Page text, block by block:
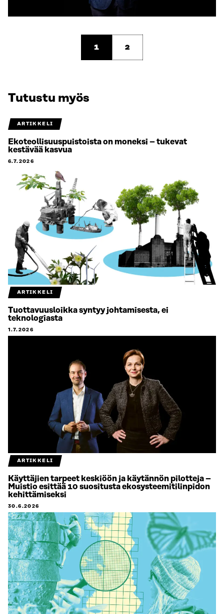
1 2
Tutustu myös
ARTIKKELI
Ekoteollisuuspuistoista on moneksi – tukevat
kestävää kasvua
6.7.2026
ARTIKKELI
Tuottavuusloikka syntyy johtamisesta, ei
teknologiasta
1.7.2026
ARTIKKELI
Käyttäjien tarpeet keskiöön ja käytännön pilotteja –
Muistio esittää 10 suositusta ekosysteemitilinpidon
kehittämiseksi
30.6.2026